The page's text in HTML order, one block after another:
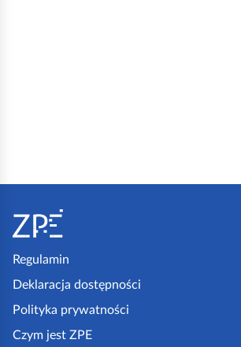
Regulamin
Deklaracja dostępności
Polityka prywatności
Czym jest ZPE